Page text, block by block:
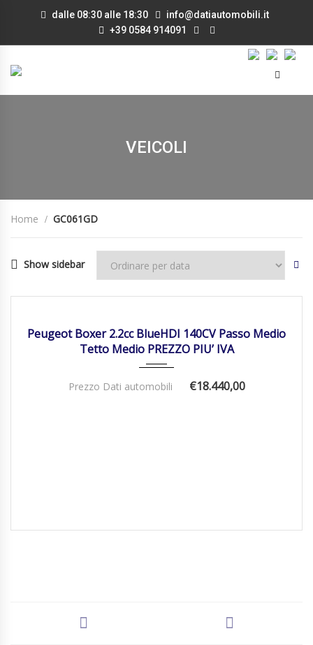
dalle 08:30 alle 18:30
info@datiautomobili.it
+39 0584 914091
VEICOLI
Home GC061GD
Show sidebar
Peugeot Boxer 2.2cc BlueHDI 140CV Passo Medio
Tetto Medio PREZZO PIU’ IVA
Prezzo Dati automobili €18.440,00